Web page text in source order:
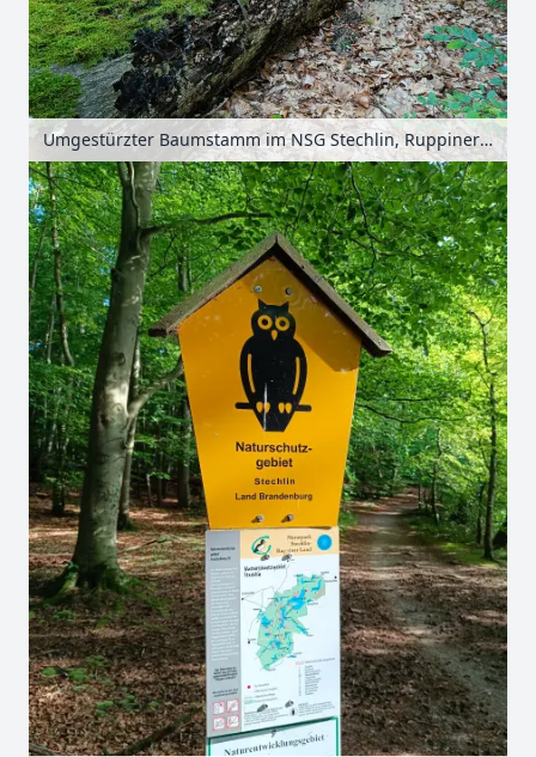
Umgestürzter Baumstamm im NSG Stechlin, Ruppiner Seenland, Brandenburg, Deutschland